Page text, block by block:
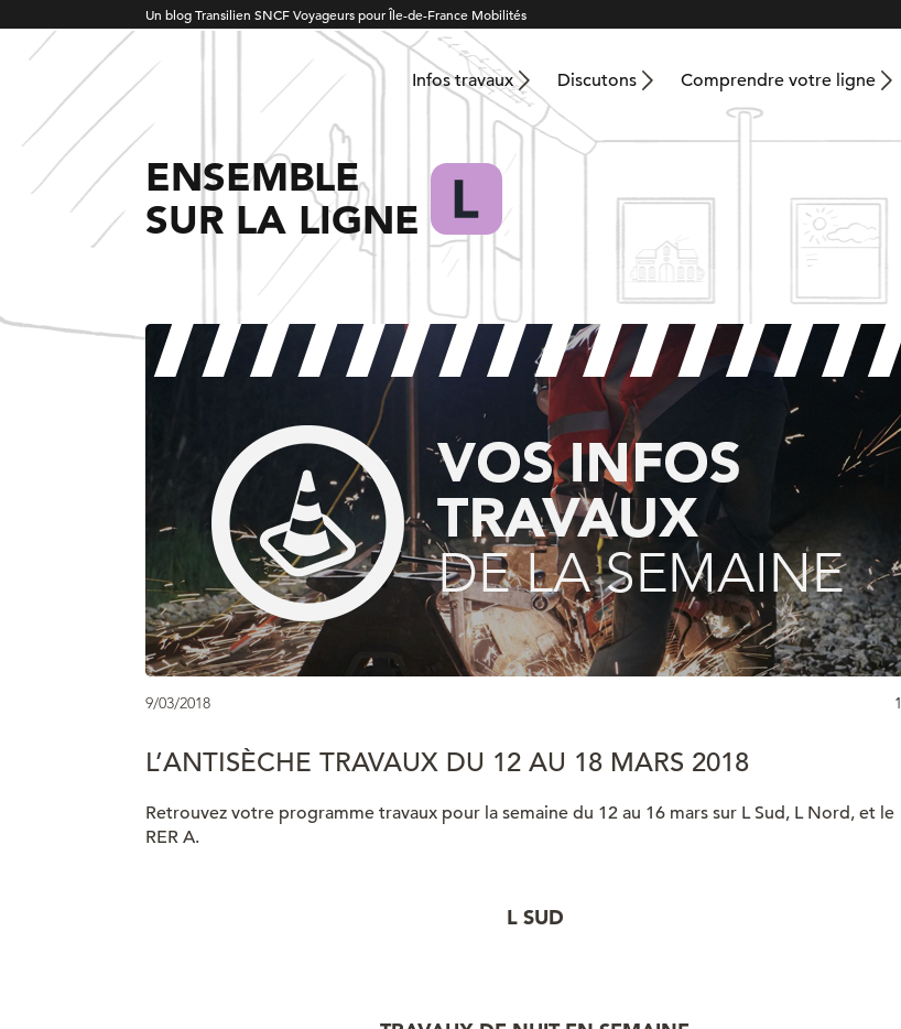
Un blog Transilien SNCF Voyageurs pour Île-de-France Mobilités
Infos travaux Discutons Comprendre votre ligne
ENSEMBLE
SUR LA LIGNE
9/03/2018 1
L’ANTISÈCHE TRAVAUX DU 12 AU 18 MARS 2018
Retrouvez votre programme travaux pour la semaine du 12 au 16 mars sur L Sud, L Nord, et le
RER A.
L SUD